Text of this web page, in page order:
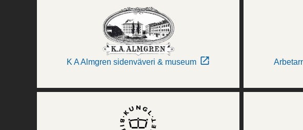
K A Almgren sidenväveri & museum